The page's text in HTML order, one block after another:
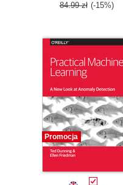
84.99 zł (-15%)
Promocja